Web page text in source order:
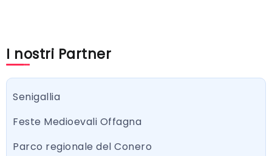
I nostri Partner
Senigallia
Feste Medioevali Offagna
Parco regionale del Conero